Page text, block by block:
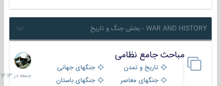
WAR AND HISTORY - بخش جنگ و تاریخ
مباحث جامع نظامی
تاریخ و تمدن
جنگهای جهانی
جنگهای معاصر
جنگهای باستان
جمعه
در
12:13